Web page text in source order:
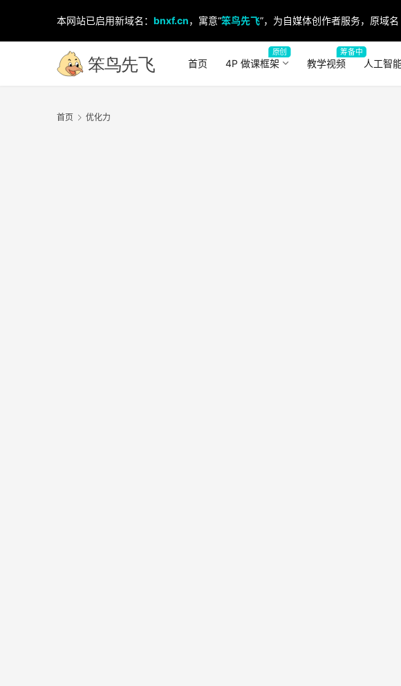
本网站已启用新域名： bnxf.cn，寓意“笨鸟先飞”，为自媒体创作者服务，原域
首页 4P 做课框架
原创
教学视频
筹备中
人工智
首页 优化力